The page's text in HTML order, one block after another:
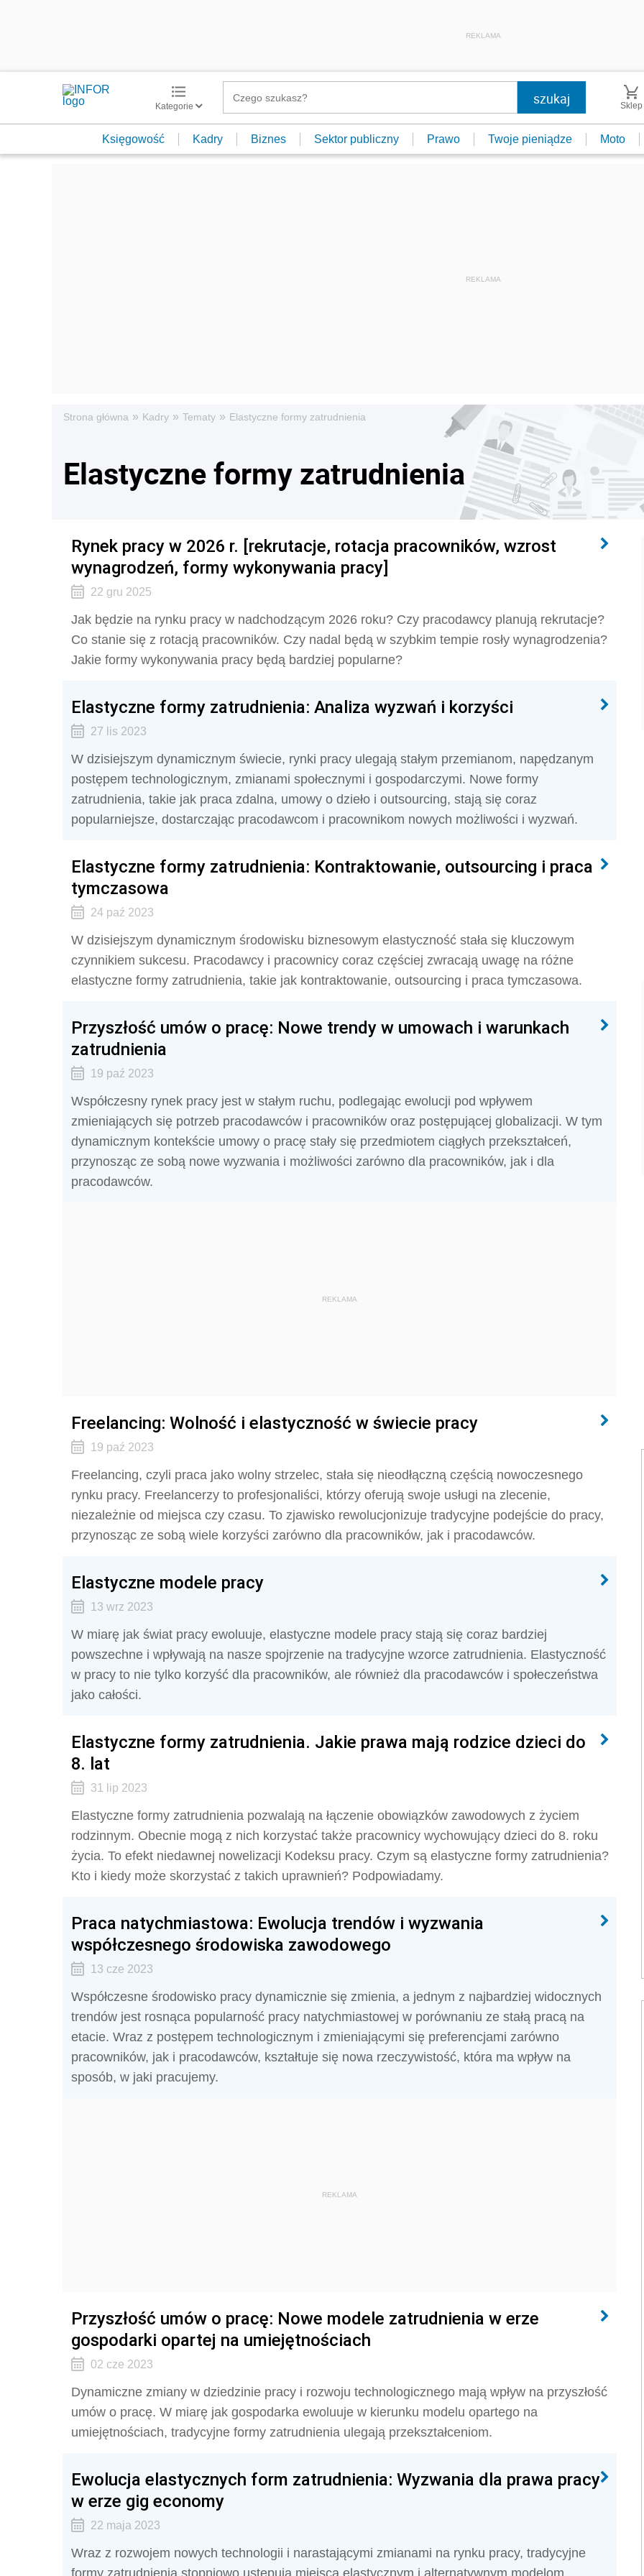
REKLAMA
Kategorie Sklep
Księgowość Kadry Biznes Sektor publiczny Prawo Twoje pieniądze Moto
Strona główna » Kadry » Tematy » Elastyczne formy zatrudnienia
Elastyczne formy zatrudnienia
Rynek pracy w 2026 r. [rekrutacje, rotacja pracowników, wzrost
wynagrodzeń, formy wykonywania pracy]
22 gru 2025
Jak będzie na rynku pracy w nadchodzącym 2026 roku? Czy pracodawcy planują rekrutacje?
Co stanie się z rotacją pracowników. Czy nadal będą w szybkim tempie rosły wynagrodzenia?
Jakie formy wykonywania pracy będą bardziej popularne?
Elastyczne formy zatrudnienia: Analiza wyzwań i korzyści
27 lis 2023
W dzisiejszym dynamicznym świecie, rynki pracy ulegają stałym przemianom, napędzanym
postępem technologicznym, zmianami społecznymi i gospodarczymi. Nowe formy
zatrudnienia, takie jak praca zdalna, umowy o dzieło i outsourcing, stają się coraz
popularniejsze, dostarczając pracodawcom i pracownikom nowych możliwości i wyzwań.
Elastyczne formy zatrudnienia: Kontraktowanie, outsourcing i praca
tymczasowa
24 paź 2023
W dzisiejszym dynamicznym środowisku biznesowym elastyczność stała się kluczowym
czynnikiem sukcesu. Pracodawcy i pracownicy coraz częściej zwracają uwagę na różne
elastyczne formy zatrudnienia, takie jak kontraktowanie, outsourcing i praca tymczasowa.
Przyszłość umów o pracę: Nowe trendy w umowach i warunkach
zatrudnienia
19 paź 2023
Współczesny rynek pracy jest w stałym ruchu, podlegając ewolucji pod wpływem
zmieniających się potrzeb pracodawców i pracowników oraz postępującej globalizacji. W tym
dynamicznym kontekście umowy o pracę stały się przedmiotem ciągłych przekształceń,
przynosząc ze sobą nowe wyzwania i możliwości zarówno dla pracowników, jak i dla
pracodawców.
REKLAMA
Freelancing: Wolność i elastyczność w świecie pracy
19 paź 2023
Freelancing, czyli praca jako wolny strzelec, stała się nieodłączną częścią nowoczesnego
rynku pracy. Freelancerzy to profesjonaliści, którzy oferują swoje usługi na zlecenie,
niezależnie od miejsca czy czasu. To zjawisko rewolucjonizuje tradycyjne podejście do pracy,
przynosząc ze sobą wiele korzyści zarówno dla pracowników, jak i pracodawców.
Elastyczne modele pracy
13 wrz 2023
W miarę jak świat pracy ewoluuje, elastyczne modele pracy stają się coraz bardziej
powszechne i wpływają na nasze spojrzenie na tradycyjne wzorce zatrudnienia. Elastyczność
w pracy to nie tylko korzyść dla pracowników, ale również dla pracodawców i społeczeństwa
jako całości.
Elastyczne formy zatrudnienia. Jakie prawa mają rodzice dzieci do
8. lat
31 lip 2023
Elastyczne formy zatrudnienia pozwalają na łączenie obowiązków zawodowych z życiem
rodzinnym. Obecnie mogą z nich korzystać także pracownicy wychowujący dzieci do 8. roku
życia. To efekt niedawnej nowelizacji Kodeksu pracy. Czym są elastyczne formy zatrudnienia?
Kto i kiedy może skorzystać z takich uprawnień? Podpowiadamy.
Praca natychmiastowa: Ewolucja trendów i wyzwania
współczesnego środowiska zawodowego
13 cze 2023
Współczesne środowisko pracy dynamicznie się zmienia, a jednym z najbardziej widocznych
trendów jest rosnąca popularność pracy natychmiastowej w porównaniu ze stałą pracą na
etacie. Wraz z postępem technologicznym i zmieniającymi się preferencjami zarówno
pracowników, jak i pracodawców, kształtuje się nowa rzeczywistość, która ma wpływ na
sposób, w jaki pracujemy.
REKLAMA
Przyszłość umów o pracę: Nowe modele zatrudnienia w erze
gospodarki opartej na umiejętnościach
02 cze 2023
Dynamiczne zmiany w dziedzinie pracy i rozwoju technologicznego mają wpływ na przyszłość
umów o pracę. W miarę jak gospodarka ewoluuje w kierunku modelu opartego na
umiejętnościach, tradycyjne formy zatrudnienia ulegają przekształceniom.
Ewolucja elastycznych form zatrudnienia: Wyzwania dla prawa pracy
w erze gig economy
22 maja 2023
Wraz z rozwojem nowych technologii i narastającymi zmianami na rynku pracy, tradycyjne
formy zatrudnienia stopniowo ustępują miejsca elastycznym i alternatywnym modelom